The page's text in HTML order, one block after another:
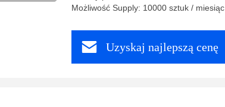
Możliwość Supply: 10000 sztuk / miesiąc
Uzyskaj najlepszą cenę